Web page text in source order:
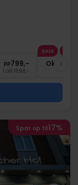
pp799,-
I alt 1598,-
SALE
Okt
Spar op til17%